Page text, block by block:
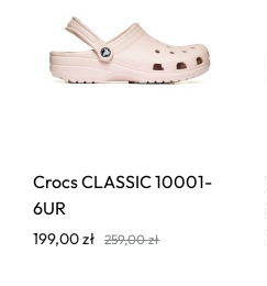
Crocs CLASSIC 10001-
6UR
199,00zł 259,00zł